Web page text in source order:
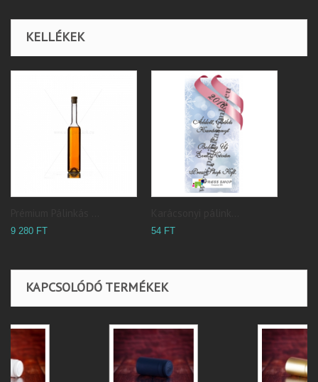
KELLÉKEK
9 280 FT 54 FT
KAPCSOLÓDÓ TERMÉKEK